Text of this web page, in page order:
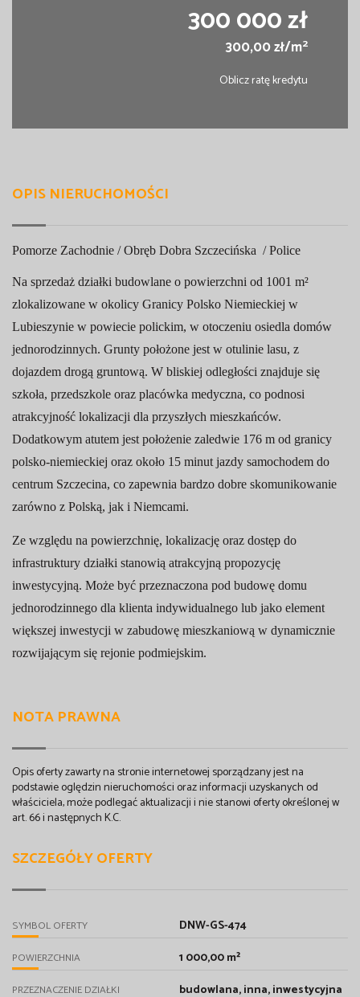
300 000 zł
300,00 zł/m2
Oblicz ratę kredytu
OPIS NIERUCHOMOŚCI
Pomorze Zachodnie / Obręb Dobra Szczecińska / Police
Na sprzedaż działki budowlane o powierzchni od 1001 m²
zlokalizowane w okolicy Granicy Polsko Niemieckiej w
Lubieszynie w powiecie polickim, w otoczeniu osiedla domów
jednorodzinnych. Grunty położone jest w otulinie lasu, z
dojazdem drogą gruntową. W bliskiej odległości znajduje się
szkoła, przedszkole oraz placówka medyczna, co podnosi
atrakcyjność lokalizacji dla przyszłych mieszkańców.
Dodatkowym atutem jest położenie zaledwie 176 m od granicy
polsko-niemieckiej oraz około 15 minut jazdy samochodem do
centrum Szczecina, co zapewnia bardzo dobre skomunikowanie
zarówno z Polską, jak i Niemcami.
Ze względu na powierzchnię, lokalizację oraz dostęp do
infrastruktury działki stanowią atrakcyjną propozycję
inwestycyjną. Może być przeznaczona pod budowę domu
jednorodzinnego dla klienta indywidualnego lub jako element
większej inwestycji w zabudowę mieszkaniową w dynamicznie
rozwijającym się rejonie podmiejskim.
NOTA PRAWNA
Opis oferty zawarty na stronie internetowej sporządzany jest na
podstawie oględzin nieruchomości oraz informacji uzyskanych od
właściciela, może podlegać aktualizacji i nie stanowi oferty określonej w
art. 66 i następnych K.C.
SZCZEGÓŁY OFERTY
SYMBOL OFERTY DNW-GS-474
POWIERZCHNIA 1 000,00 m²
PRZEZNACZENIE DZIAŁKI budowlana, inna, inwestycyjna